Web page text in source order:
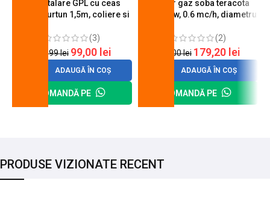
Kit instalare GPL cu ceas
butelie, furtun 1,5m, coliere si
(3)
120,99lei 99,00 lei
ADAUGĂ ÎN COȘ
COMANDĂ PE
Arzator gaz soba teracota
A600, 6 kw, 0.6 mc/h, diametru
(2)
200,00lei 179,20 lei
ADAUGĂ ÎN COȘ
COMANDĂ PE
PRODUSE VIZIONATE RECENT